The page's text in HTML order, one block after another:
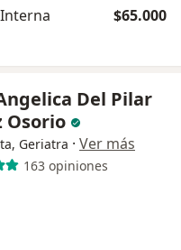
$65.000
Del Pilar
Osorio
Geriatra · Ver más
163 opiniones